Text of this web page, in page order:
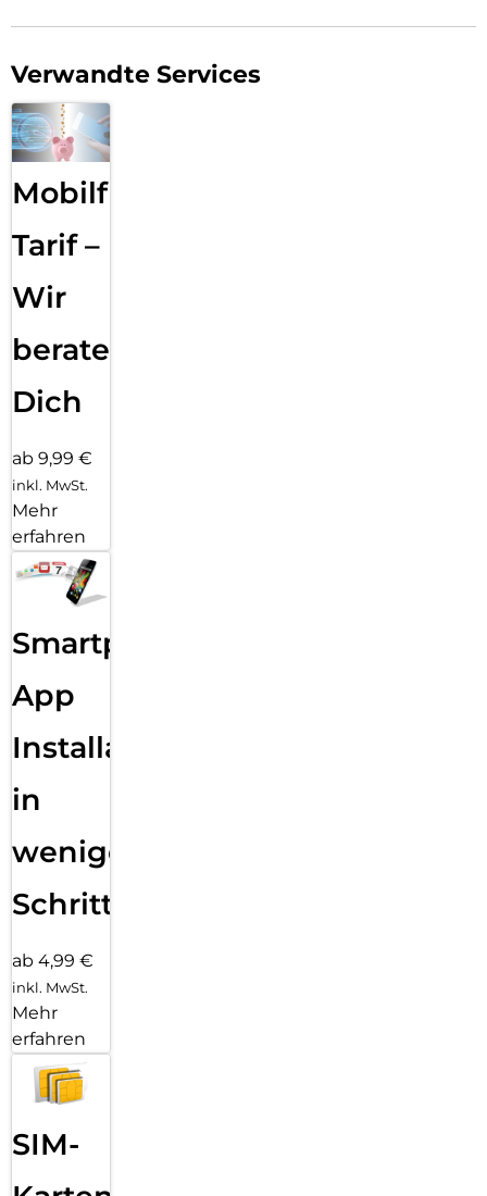
Verwandte Services
Mobilfunk
Tarif –
Wir
beraten
Dich
ab 9,99 €
inkl. MwSt.
Mehr
erfahren
Smartphone
App
Installation
in
wenigen
Schritten
ab 4,99 €
inkl. MwSt.
Mehr
erfahren
SIM-